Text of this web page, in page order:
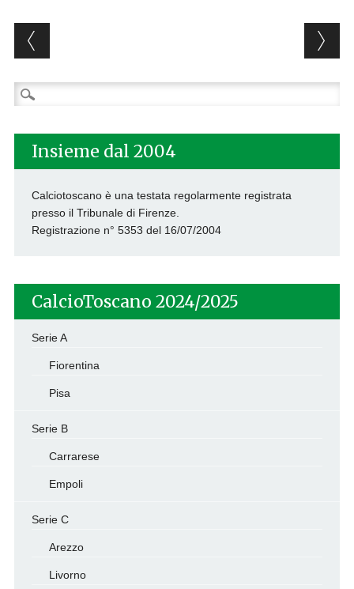
Post navigation
Ricerca
per:
Insieme dal 2004
Calciotoscano è una testata regolarmente registrata
presso il Tribunale di Firenze.
Registrazione n° 5353 del 16/07/2004
CalcioToscano 2024/2025
Serie A
Fiorentina
Pisa
Serie B
Carrarese
Empoli
Serie C
Arezzo
Livorno